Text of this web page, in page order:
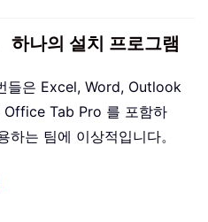
하나의 설치 프로그램
들은 Excel, Word, Outlook
Tab Pro 를 포함하
는 팀에 이상적입니다。